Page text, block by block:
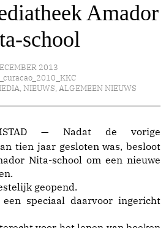
Amador
school
2013
, NIEUWS, ALGEMEEN NIEUWS
— Nadat de vorige
tien jaar gesloten was, besloot
Nita-school om een nieuwe
geopend.
speciaal daarvoor ingericht